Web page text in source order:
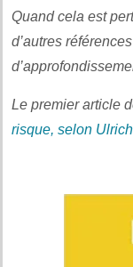
Quand cela est
d’autres
Le premier article
risque, selon